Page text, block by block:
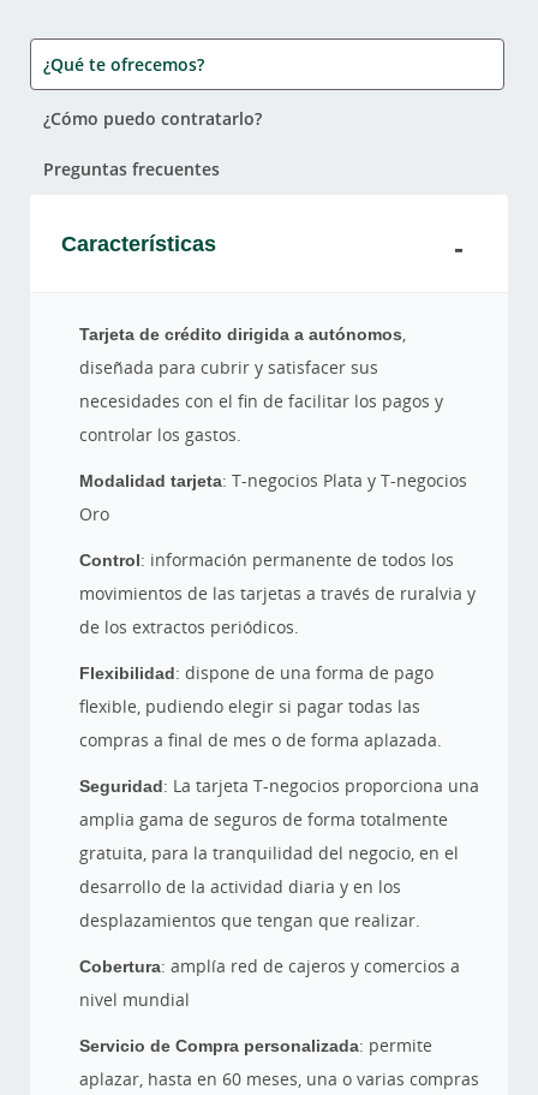
¿Qué te ofrecemos?
¿Cómo puedo contratarlo?
Preguntas frecuentes
Características
Tarjeta de crédito dirigida a autónomos
diseñada para cubrir y satisfacer sus
necesidades con el fin de facilitar los pagos y
controlar los gastos.
Modalidad tarjeta: T-negocios Plata y T-negocios
Oro
Control: información permanente de todos los
movimientos de las tarjetas a través de ruralvia y
de los extractos periódicos.
Flexibilidad: dispone de una forma de pago
flexible, pudiendo elegir si pagar todas las
compras a final de mes o de forma aplazada.
Seguridad: La tarjeta T-negocios proporciona una
amplia gama de seguros de forma totalmente
gratuita, para la tranquilidad del negocio, en el
desarrollo de la actividad diaria y en los
desplazamientos que tengan que realizar.
Cobertura: amplía red de cajeros y comercios a
nivel mundial
Servicio de Compra personalizada: permite
aplazar, hasta en 60 meses, una o varias compras